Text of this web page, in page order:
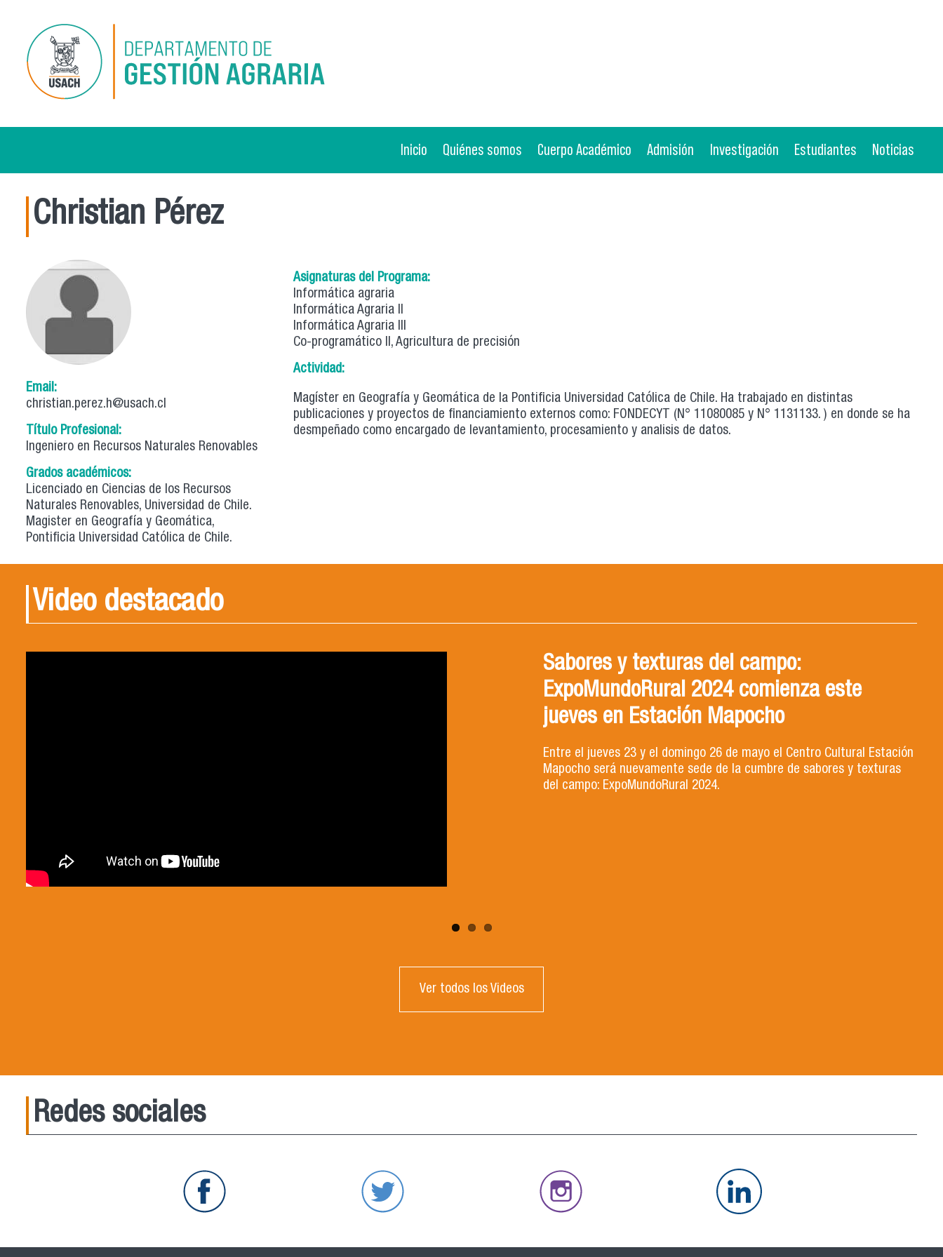
Inicio Quiénes somos Cuerpo Académico Admisión Investigación Estudiantes Noticias
Christian Pérez
Email:
christian.perez.h@usach.cl
Título Profesional:
Ingeniero en Recursos Naturales Renovables
Grados académicos:
Licenciado en Ciencias de los Recursos
Naturales Renovables, Universidad de Chile.
Magister en Geografía y Geomática,
Pontificia Universidad Católica de Chile.
Asignaturas del Programa:
Informática agraria
Informática Agraria II
Informática Agraria III
Co-programático II, Agricultura de precisión
Actividad:
Magíster en Geografía y Geomática de la Pontificia Universidad Católica de Chile. Ha trabajado en distintas
publicaciones y proyectos de financiamiento externos como: FONDECYT (N° 11080085 y N° 1131133. ) en donde se ha
desmpeñado como encargado de levantamiento, procesamiento y analisis de datos.
Video destacado
Sabores y texturas del campo:
ExpoMundoRural 2024 comienza este
jueves en Estación Mapocho
Entre el jueves 23 y el domingo 26 de mayo el Centro Cultural Estación
Mapocho será nuevamente sede de la cumbre de sabores y texturas
del campo: ExpoMundoRural 2024.
Ver todos los Videos
Redes sociales